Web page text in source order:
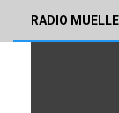
RADIO MUELLE